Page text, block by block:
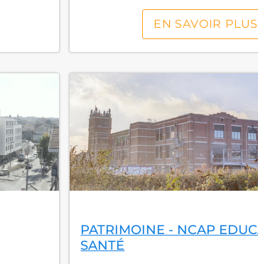
EN SAVOIR PLUS
PATRIMOINE - NCAP
SANTÉ